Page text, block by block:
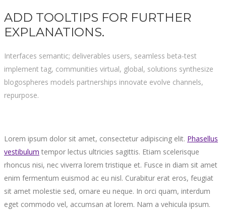
ADD TOOLTIPS FOR FURTHER
EXPLANATIONS.
Interfaces semantic; deliverables users, seamless beta-test
implement tag, communities virtual, global, solutions synthesize
blogospheres models partnerships innovate evolve channels,
repurpose.
Lorem ipsum dolor sit amet, consectetur adipiscing elit. Phasellus
vestibulum tempor lectus ultricies sagittis. Etiam scelerisque
rhoncus nisi, nec viverra lorem tristique et. Fusce in diam sit amet
enim fermentum euismod ac eu nisl. Curabitur erat eros, feugiat
sit amet molestie sed, ornare eu neque. In orci quam, interdum
eget commodo vel, accumsan at lorem. Nam a vehicula ipsum.